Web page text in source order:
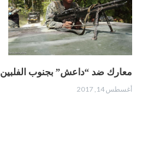
معارك ضد “داعش” بجنوب الفلبين
أغسطس 14, 2017